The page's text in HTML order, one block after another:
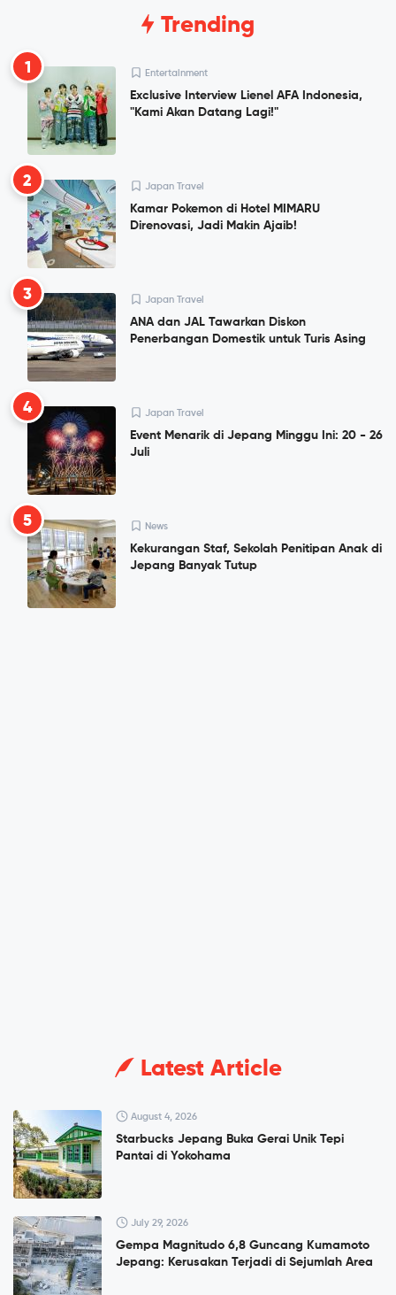
Trending
1 Entertainment
Exclusive Interview Lienel AFA Indonesia,
"Kami Akan Datang Lagi!"
2 Japan Travel
Kamar Pokemon di Hotel MIMARU
Direnovasi, Jadi Makin Ajaib!
3 Japan Travel
ANA dan JAL Tawarkan Diskon
Penerbangan Domestik untuk Turis Asing
4 Japan Travel
Event Menarik di Jepang Minggu Ini: 20 - 26
Juli
5 News
Kekurangan Staf, Sekolah Penitipan Anak di
Jepang Banyak Tutup
Latest Article
August 4, 2026
Starbucks Jepang Buka Gerai Unik Tepi
Pantai di Yokohama
July 29, 2026
Gempa Magnitudo 6,8 Guncang Kumamoto
Jepang: Kerusakan Terjadi di Sejumlah Area